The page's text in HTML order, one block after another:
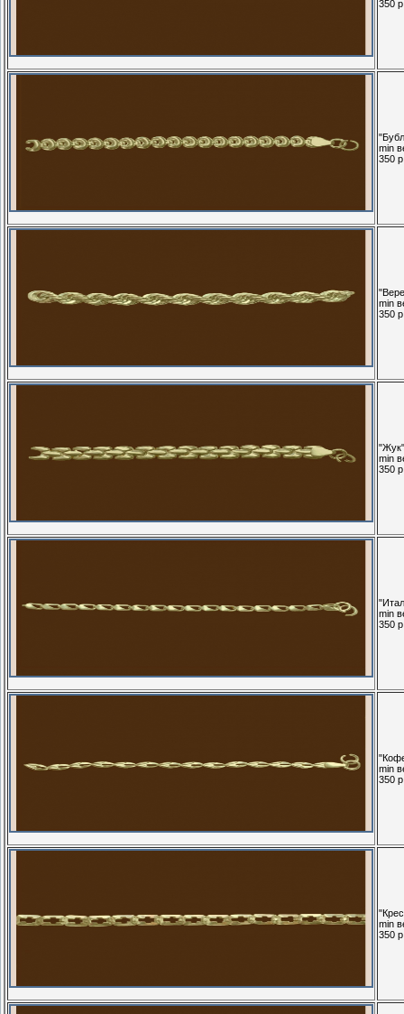
350
min
350
min
350
min
350
min
350
min
350
min
350